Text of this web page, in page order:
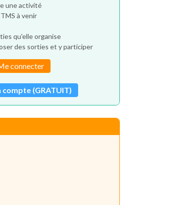
une activité
à venir
qu'elle organise
des sorties et y participer
connecter
compte (GRATUIT)